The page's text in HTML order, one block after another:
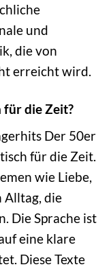
und
die von
erreicht wird.
für die Zeit?
Der 50er
für die Zeit.
wie Liebe,
Alltag, die
Die Sprache ist
eine klare
Diese Texte